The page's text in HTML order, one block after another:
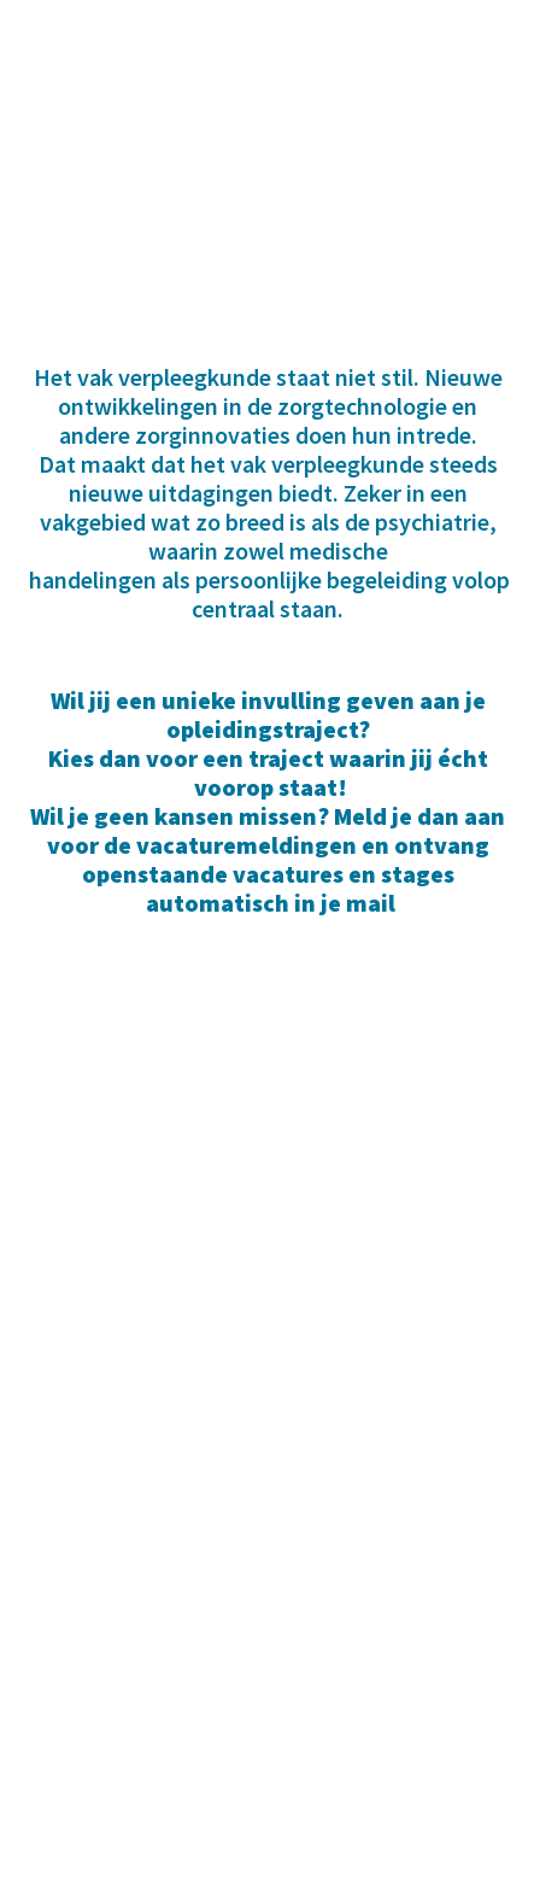
Het vak verpleegkunde staat niet stil. Nieuwe
ontwikkelingen in de zorgtechnologie en
andere zorginnovaties doen hun intrede.
Dat maakt dat het vak verpleegkunde steeds
nieuwe uitdagingen biedt. Zeker in een
vakgebied wat zo breed is als de psychiatrie,
waarin zowel medische
handelingen als persoonlijke begeleiding volop
centraal staan.
Wil jij een unieke invulling geven aan je
opleidingstraject?
Kies dan voor een traject waarin jij écht
voorop staat!
Wil je geen kansen missen? Meld je dan aan
voor de vacaturemeldingen en ontvang
openstaande vacatures en stages
automatisch in je mail